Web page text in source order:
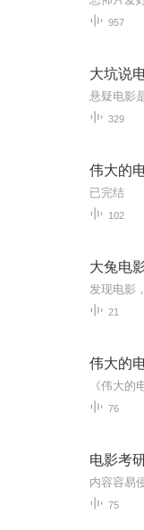
957
大坑说
329
伟大的
已完结
102
大兔电
21
伟大的
76
电影考
内容容易
75